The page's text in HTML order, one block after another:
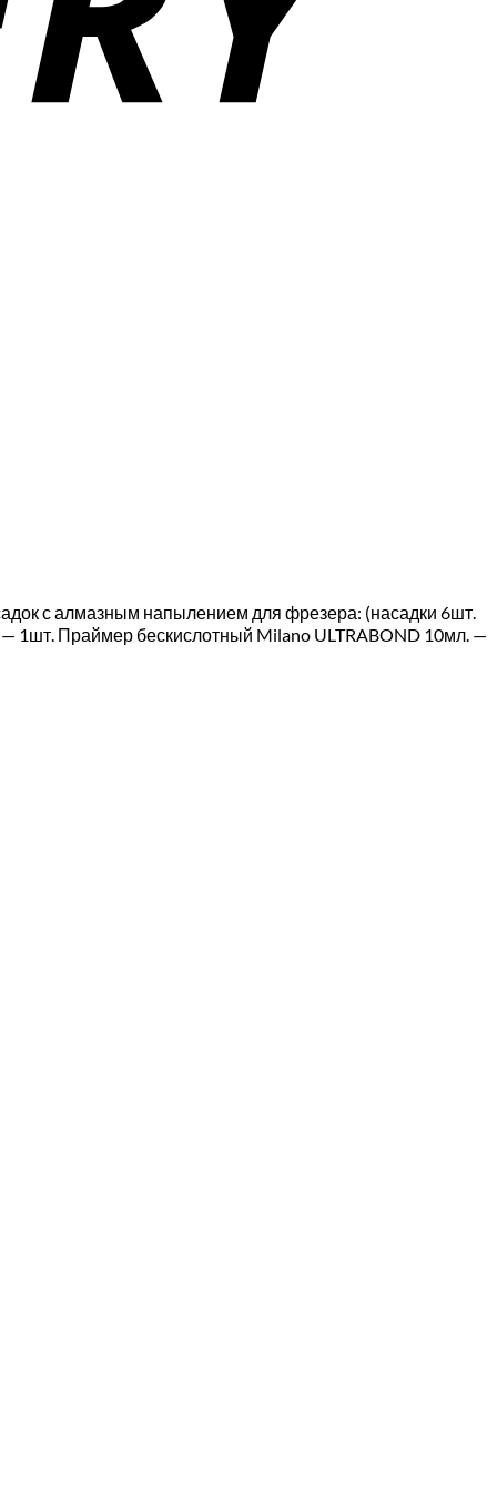
с алмазным напылением для фрезера: (насадки 6шт.
1шт. Праймер бескислотный Milano ULTRABOND 10мл. —